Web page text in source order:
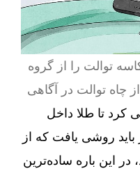
توالت را از گروه
چاه توالت در آگاهی
کرد تا طلا داخل
باید روشی یافت که از
در این باره ساده‌ترین